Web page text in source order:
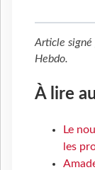
Article signé
Hebdo.
À lire
Le
les